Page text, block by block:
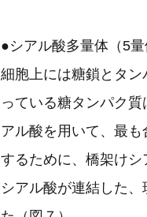
●シアル酸多量体（5
細胞上には糖鎖とタ
っている糖タンパク
アル酸を用いて、最
するために、橋架け
シアル酸が連結した